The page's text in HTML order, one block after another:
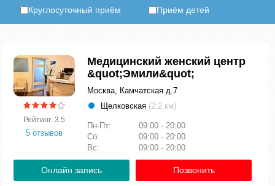
Круглосуточный приём Приём детей
Рейтинг: 3.5
5 отзывов
Медицинский женский центр
&quot;Эмили&quot;
Москва, Камчатская д.7
Щелковская (2.2 км)
Пн-Пт:
09:00 - 20:00
Сб:
09:00 - 20:00
Вс:
09:00 - 20:00
Онлайн запись Позвонить